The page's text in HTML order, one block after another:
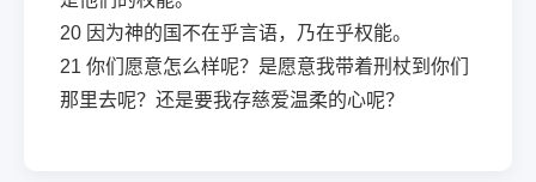
20 因为神的国不在乎言语，乃在乎权能。
21 你们愿意怎么样呢？是愿意我带着刑杖到你们
那里去呢？还是要我存慈爱温柔的心呢？